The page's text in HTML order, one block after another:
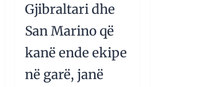
Gjibraltari dhe
San Marino që
kanë ende ekipe
në garë, janë